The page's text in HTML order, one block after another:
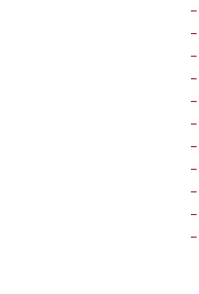
–
–
–
–
–
–
–
–
–
–
–